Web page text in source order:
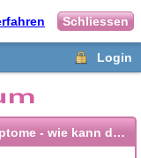
Schliessen
Login
wie kann das sein?